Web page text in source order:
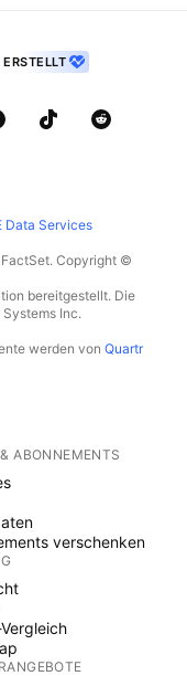
Data Services
Copyright ©
bereitgestellt. Die
Inc.
werden von Quartr
ABONNEMENTS
verschenken